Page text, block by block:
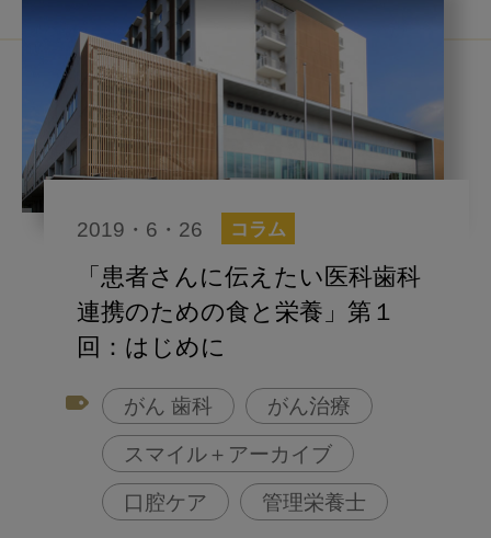
口腔機能発達不全症
いちき歯科 スウェーデン
歯周病 鼻うがい
内科 歯科 内科医師
いま○○が知りたい 歯科助手
アフターコロナ対策
コンポジットレジン
2019・6・26 コラム
「患者さんに伝えたい医科歯科
連携のための食と栄養」第１
回：はじめに
がん 歯科 がん治療
スマイル＋アーカイブ
口腔ケア 管理栄養士